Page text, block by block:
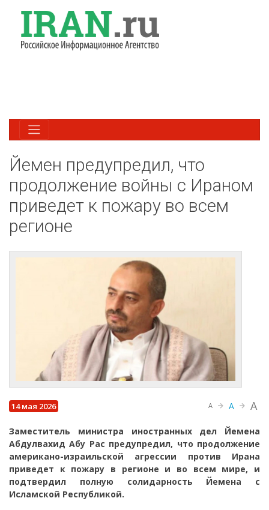
Йемен предупредил, что
продолжение войны с Ираном
приведет к пожару во всем
регионе
14 мая 2026 A A A
Заместитель министра иностранных дел Йемена
Абдулвахид Абу Рас предупредил, что продолжение
американо-израильской агрессии против Ирана
приведет к пожару в регионе и во всем мире, и
подтвердил полную солидарность Йемена с
Исламской Республикой.